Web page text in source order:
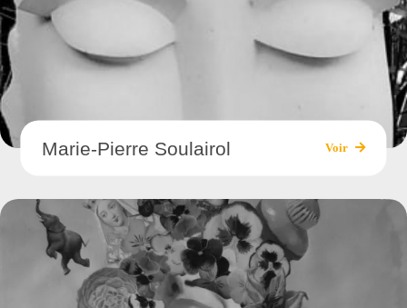
Marie-Pierre Soulairol Voir